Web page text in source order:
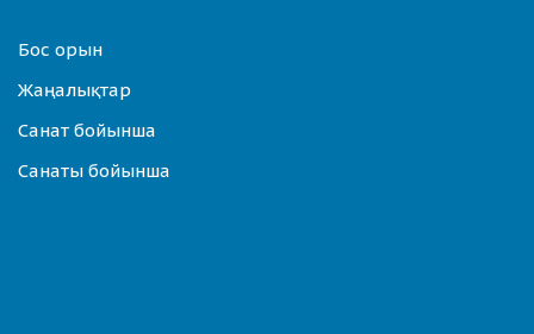
Бос орын
Жаңалықтар
Санат бойынша
Санаты бойынша